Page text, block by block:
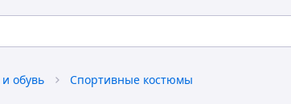
обувь Спортивные костюмы